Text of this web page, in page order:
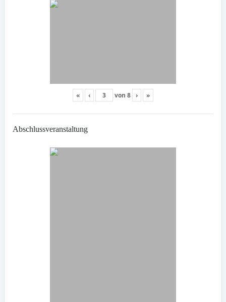
« ‹ von 8 › »
Abschlussveranstaltung